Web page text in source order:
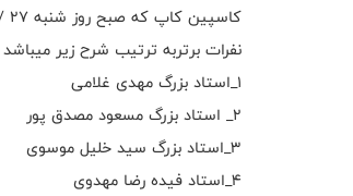
کاسپین کاپ که صبح روز شنبه ۲۷ /۱۱ /۱۴۰۳ برگزارگردید.
نفرات برتربه ترتیب شرح زیر
۱_استاد بزرگ مهدی غلامی
۲_ استاد بزرگ مسعود مصدق پور
۳_استاد بزرگ سید خلیل موسوی
۴_استاد فیده رضا مهدوی